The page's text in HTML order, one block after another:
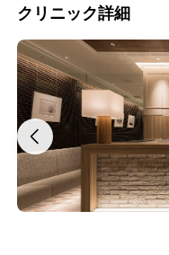
クリニック詳細